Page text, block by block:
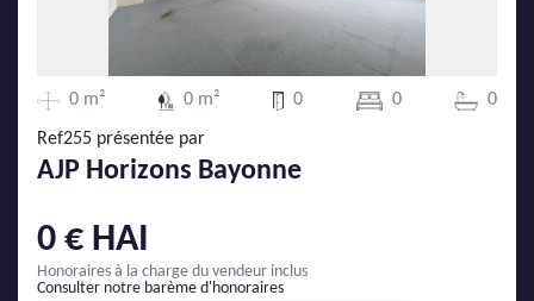
AJP Recrute
AJP Actualités
0 m² 0 m² 0 0 0
Ref255 présentée par
AJP Horizons Bayonne
0 € HAI
Honoraires à la charge du vendeur inclus
Consulter notre barème d'honoraires